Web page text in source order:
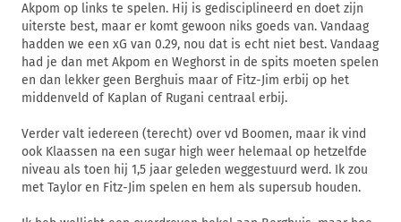
Akpom op links te spelen. Hij is gedisciplineerd en doet zijn
uiterste best, maar er komt gewoon niks goeds van. Vandaag
hadden we een xG van 0.29, nou dat is echt niet best. Vandaag
had je dan met Akpom en Weghorst in de spits moeten spelen
en dan lekker geen Berghuis maar of Fitz-Jim erbij op het
middenveld of Kaplan of Rugani centraal erbij.
Verder valt iedereen (terecht) over vd Boomen, maar ik vind
ook Klaassen na een sugar high weer helemaal op hetzelfde
niveau als toen hij 1,5 jaar geleden weggestuurd werd. Ik zou
met Taylor en Fitz-Jim spelen en hem als supersub houden.